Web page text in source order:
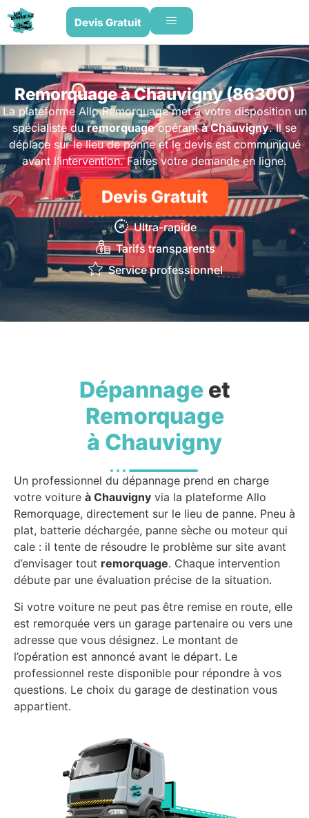
Devis Gratuit
Remorquage à Chauvigny (86300)
La plateforme Allo Remorquage met à votre disposition un
spécialiste duremorquageopérantà Chauvigny. Il se
déplace sur le lieu de panne et le devis est communiqué
avant l’intervention. Faites votre demande en ligne.
Devis Gratuit
Ultra-rapide
Tarifs transparents
Service professionnel
Dépannageet
Remorquage
à Chauvigny
Un professionnel du dépannage prend en charge
votre voiture à Chauvigny via la plateforme Allo
Remorquage, directement sur le lieu de panne. Pneu à
plat, batterie déchargée, panne sèche ou moteur qui
cale : il tente de résoudre le problème sur site avant
d’envisager tout remorquage. Chaque intervention
débute par une évaluation précise de la situation.
Si votre voiture ne peut pas être remise en route, elle
est remorquée vers un garage partenaire ou vers une
adresse que vous désignez. Le montant de
l’opération est annoncé avant le départ. Le
professionnel reste disponible pour répondre à vos
questions. Le choix du garage de destination vous
appartient.